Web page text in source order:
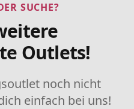
SUCHE?
Outlets!
noch nicht
einfach bei uns!